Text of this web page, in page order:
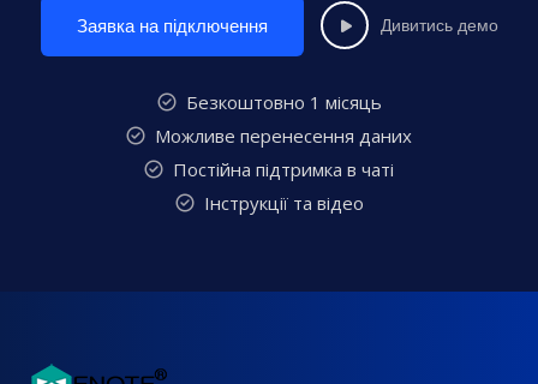
Заявка на підключення Дивитись демо
Безкоштовно 1 місяць
Можливе перенесення даних
Постійна підтримка в чаті
Інструкції та відео